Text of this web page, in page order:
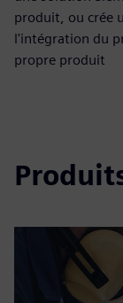
produit, ou crée
l'intégration du
propre produit